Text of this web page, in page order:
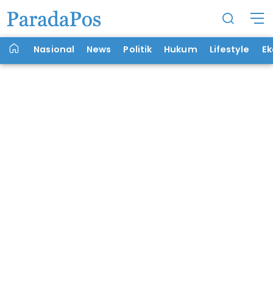
Nasional News Politik Hukum Lifestyle